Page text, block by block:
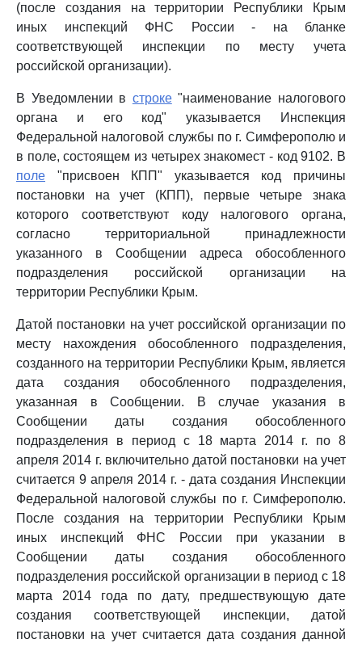
(после создания на территории Республики Крым
иных инспекций ФНС России - на бланке
соответствующей инспекции по месту учета
российской организации).
В Уведомлении в строке"наименование налогового
органа и его код" указывается Инспекция
Федеральной налоговой службы по г. Симферополю и
в поле, состоящем из четырех знакомест - код 9102. В
поле "присвоен КПП" указывается код причины
постановки на учет (КПП), первые четыре знака
которого соответствуют коду налогового органа,
согласно территориальной принадлежности
указанного в Сообщении адреса обособленного
подразделения российской организации на
территории Республики Крым.
Датой постановки на учет российской организации по
месту нахождения обособленного подразделения,
созданного на территории Республики Крым, является
дата создания обособленного подразделения,
указанная в Сообщении. В случае указания в
Сообщении даты создания обособленного
подразделения в период с 18 марта 2014 г. по 8
апреля 2014 г. включительно датой постановки на учет
считается 9 апреля 2014 г. - дата создания Инспекции
Федеральной налоговой службы по г. Симферополю.
После создания на территории Республики Крым
иных инспекций ФНС России при указании в
Сообщении даты создания обособленного
подразделения российской организации в период с 18
марта 2014 года по дату, предшествующую дате
создания соответствующей инспекции, датой
постановки на учет считается дата создания данной